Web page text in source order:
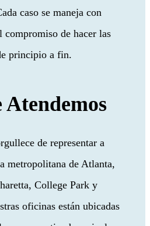
caso se maneja con
compromiso de hacer las
principio a fin.
Atendemos
de representar a
metropolitana de Atlanta,
College Park y
oficinas están ubicadas